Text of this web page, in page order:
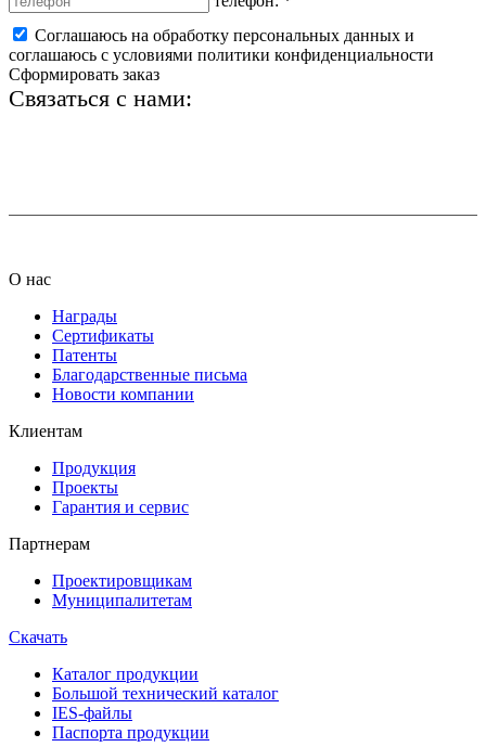
Соглашаюсь на обработку персональных данных и
соглашаюсь с условиями политики конфиденциальности
Сформировать заказ
Связаться с нами:
О нас
Награды
Сертификаты
Патенты
Благодарственные письма
Новости компании
Клиентам
Продукция
Проекты
Гарантия и сервис
Партнерам
Проектировщикам
Муниципалитетам
Скачать
Каталог продукции
Большой технический каталог
IES-файлы
Паспорта продукции